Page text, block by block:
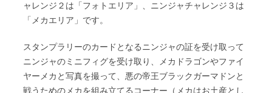
ャレンジ２は「フォトエリア」、ニンジャチャレンジ３は
「メカエリア」です。
スタンプラリーのカードとなるニンジャの証を受け取って
ニンジャのミニフィグを受け取り、メカドラゴンやファイ
ヤーメカと写真を撮って、悪の帝王ブラックガーマドンと
戦うためのメカを組み立てるコーナー（メカはお土産とし